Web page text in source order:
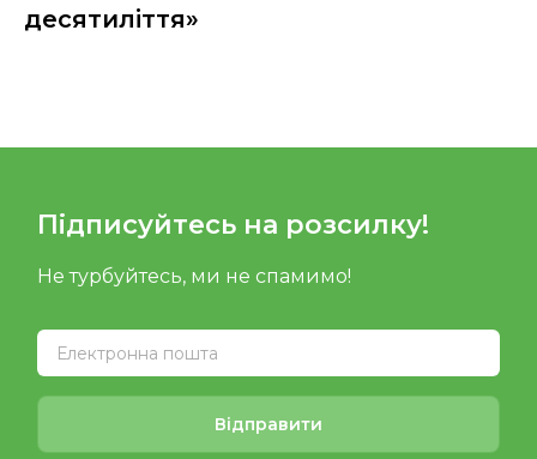
десятиліття»
Підписуйтесь на розсилку!
Не турбуйтесь, ми не спамимо!
Відправити